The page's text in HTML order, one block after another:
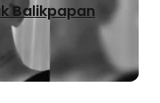
Balikpapan